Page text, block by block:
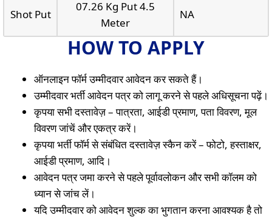
Shot Put
07.26 Kg Put 4.5
Meter
NA
HOW TO APPLY
ऑनलाइन फॉर्म उम्मीदवार आवेदन कर सकते हैं।
उम्मीदवार भर्ती आवेदन पत्र को लागू करने से पहले अधिसूचना पढ़ें।
कृपया सभी दस्तावेज़ – पात्रता, आईडी प्रमाण, पता विवरण, मूल
विवरण जांचें और एकत्र करें।
कृपया भर्ती फॉर्म से संबंधित दस्तावेज़ स्कैन करें – फोटो, हस्ताक्षर,
आईडी प्रमाण, आदि।
आवेदन पत्र जमा करने से पहले पूर्वावलोकन और सभी कॉलम को
ध्यान से जांच लें।
यदि उम्मीदवार को आवेदन शुल्क का भुगतान करना आवश्यक है तो